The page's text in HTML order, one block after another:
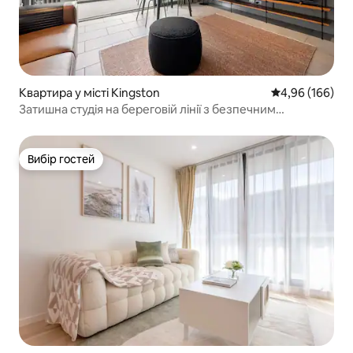
Квартира у місті Kingston Середня
4,96 (166)
Затишна студія на береговій лінії з безпечним
Вибір гостей
Вибір гостей